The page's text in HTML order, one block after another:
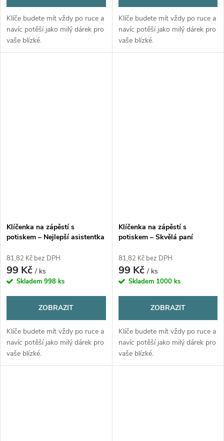
Klíče budete mít vždy po ruce a
navíc potěší jako milý dárek pro
vaše blízké.
Klíče budete mít vždy po ruce a
navíc potěší jako milý dárek pro
vaše blízké.
Klíčenka na zápěstí s
potiskem – Nejlepší asistentka
81,82 Kč bez DPH
99 Kč/ ks
Skladem 998 ks
ZOBRAZIT
Klíče budete mít vždy po ruce a
navíc potěší jako milý dárek pro
vaše blízké.
Klíčenka na zápěstí s
potiskem – Skvělá paní
81,82 Kč bez DPH
99 Kč/ ks
Skladem 1000 ks
ZOBRAZIT
Klíče budete mít vždy po ruce a
navíc potěší jako milý dárek pro
vaše blízké.